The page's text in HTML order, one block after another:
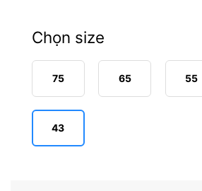
Chọn size
75 65 55
43